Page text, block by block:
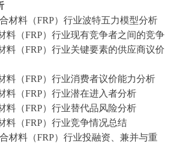
材料（FRP）行业波特五力模型分析
料（FRP）行业现有竞争者之间的竞争
料（FRP）行业关键要素的供应商议价
料（FRP）行业消费者议价能力分析
料（FRP）行业潜在进入者分析
料（FRP）行业替代品风险分析
料（FRP）行业竞争情况总结
材料（FRP）行业投融资、兼并与重